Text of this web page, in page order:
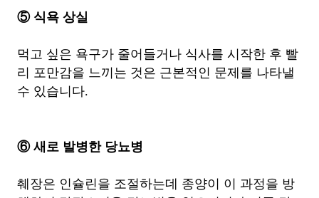
⑤ 식욕 상실
먹고 싶은 욕구가 줄어들거나 식사를 시작한 후 빨
리 포만감을 느끼는 것은 근본적인 문제를 나타낼
수 있습니다.
⑥ 새로 발병한 당뇨병
췌장은 인슐린을 조절하는데 종양이 이 과정을 방